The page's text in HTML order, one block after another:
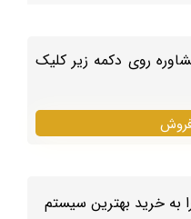
روی دکمه زیر کلیک
به خرید بهترین سیستم